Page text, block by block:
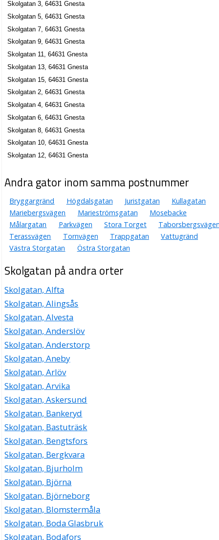
Skolgatan 3, 64631 Gnesta
Skolgatan 5, 64631 Gnesta
Skolgatan 7, 64631 Gnesta
Skolgatan 9, 64631 Gnesta
Skolgatan 11, 64631 Gnesta
Skolgatan 13, 64631 Gnesta
Skolgatan 15, 64631 Gnesta
Skolgatan 2, 64631 Gnesta
Skolgatan 4, 64631 Gnesta
Skolgatan 6, 64631 Gnesta
Skolgatan 8, 64631 Gnesta
Skolgatan 10, 64631 Gnesta
Skolgatan 12, 64631 Gnesta
Andra gator inom samma postnummer
Bryggargränd Högdalsgatan Juristgatan
Kullagatan
Mariebergsvägen
Marieströmsgatan
Mosebacke
Målargatan
Parkvägen Stora Torget
Terassvägen
Tornvägen Trappgatan
Vattugränd
Västra Storgatan
Östra Storgatan
Skolgatan på andra orter
Skolgatan, Alfta
Skolgatan, Alingsås
Skolgatan, Alvesta
Skolgatan, Anderslöv
Skolgatan, Anderstorp
Skolgatan, Aneby
Skolgatan, Arlöv
Skolgatan, Arvika
Skolgatan, Askersund
Skolgatan, Bankeryd
Skolgatan, Bastuträsk
Skolgatan, Bengtsfors
Skolgatan, Bergkvara
Skolgatan, Bjurholm
Skolgatan, Björna
Skolgatan, Björneborg
Skolgatan, Blomstermåla
Skolgatan, Boda Glasbruk
Skolgatan, Bodafors